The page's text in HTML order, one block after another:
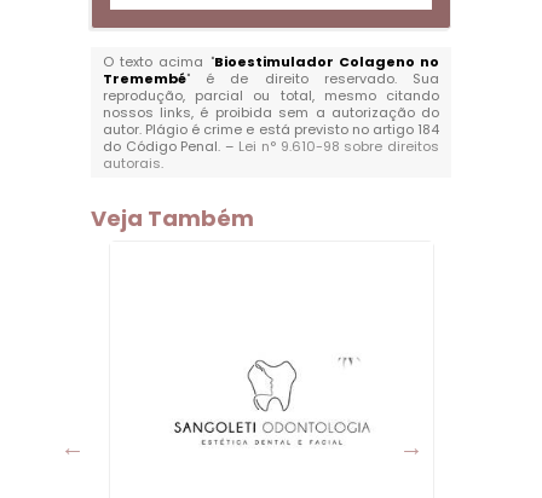
O texto acima "Bioestimulador Colageno no
Tremembé" é de direito reservado. Sua
reprodução, parcial ou total, mesmo citando
nossos links, é proibida sem a autorização do
autor. Plágio é crime e está previsto no artigo 184
do Código Penal. – Lei n° 9.610-98 sobre direitos
autorais.
Veja Também